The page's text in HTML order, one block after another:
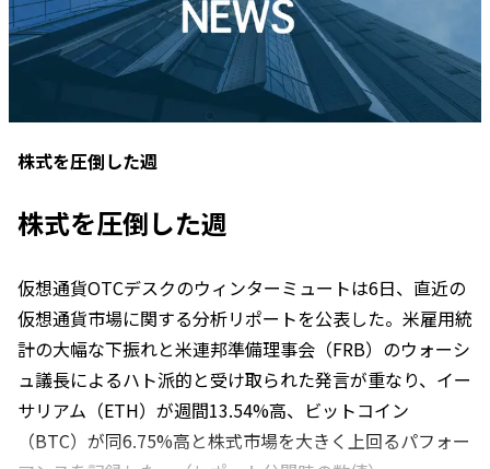
株式を圧倒した週
株式を圧倒した週
仮想通貨OTCデスクのウィンターミュートは6日、直近の
仮想通貨市場に関する分析リポートを公表した。米雇用統
計の大幅な下振れと米連邦準備理事会（FRB）のウォーシ
ュ議長によるハト派的と受け取られた発言が重なり、イー
サリアム（ETH）が週間13.54%高、ビットコイン
（BTC）が同6.75%高と株式市場を大きく上回るパフォー